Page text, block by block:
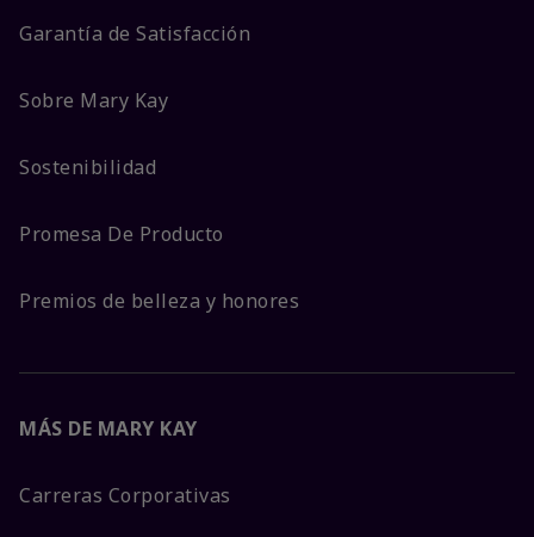
Garantía de Satisfacción
Sobre Mary Kay
Sostenibilidad
Promesa De Producto
Premios de belleza y honores
MÁS DE MARY KAY
Carreras Corporativas